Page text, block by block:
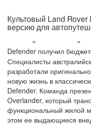
Культовый Land
версию для
» »
Defender получил
Специалисты
разработали
новую жизнь в
Defender. Команда
Overlander, который
функциональный жилой
этом ее выдающиеся